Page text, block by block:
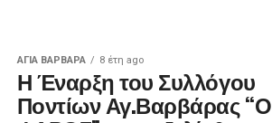
ΑΓΙΑ ΒΑΡΒΑΡΑ 8 έτη ago
Η Έναρξη του Συλλόγου
Ποντίων Αγ.Βαρβάρας “Ο